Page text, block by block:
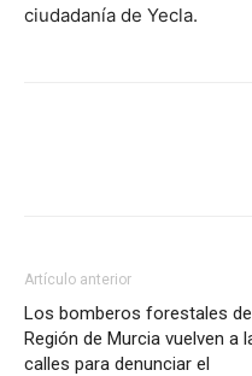
ciudadanía de Yecla.
Artículo anterior
Los bomberos forestales
Región de Murcia vuelven a
calles para denunciar el